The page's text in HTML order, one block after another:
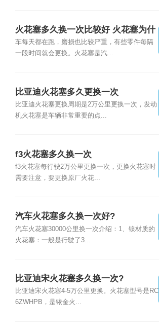
火花塞多久换一次比较好 火花塞为什
么会坏
车每天都在跑，磨损也比较严重，有些零件每隔
一段时间就会更换。火花塞是汽...
比亚迪火花塞多久更换一次
比亚迪火花塞更换周期是2万公里更换一次，发动
机火花塞是车辆非常重要的点...
f3火花塞多久换一次
f3火花塞每行驶2万公里更换一次，更换火花塞时
需要注意，要更换原厂火花...
汽车火花塞多久换一次好?
汽车火花塞30000公里换一次介绍：1、镍材质的
火花塞：一般是行驶了3...
比亚迪宋火花塞多久换一次?
比亚迪宋火花塞4-5万公里更换。火花塞型号是RC
6ZWHPB，是铱金火...